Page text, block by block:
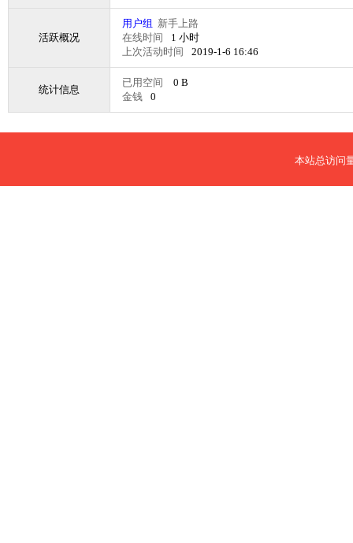
活跃概况
用户组 新手上路
在线时间
1 小时
上次活动时间
2019-1-6 16:46
统计信息
已用空间
0 B
金钱
0
本站总访问